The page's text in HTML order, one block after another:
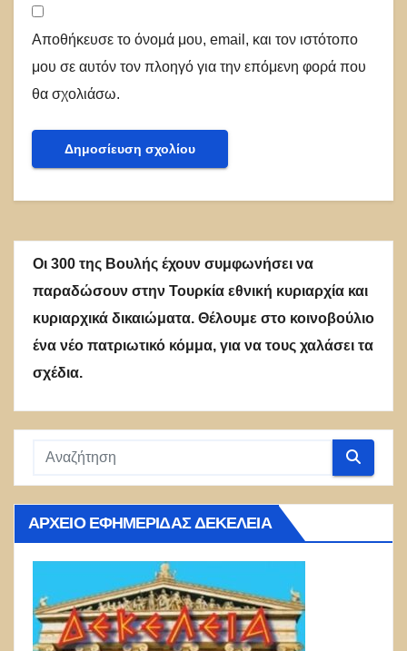
Αποθήκευσε το όνομά μου, email, και τον ιστότοπο
μου σε αυτόν τον πλοηγό για την επόμενη φορά που
θα σχολιάσω.
Οι 300 της Βουλής έχουν συμφωνήσει να
παραδώσουν στην Τουρκία εθνική κυριαρχία και
κυριαρχικά δικαιώματα. Θέλουμε στο κοινοβούλιο
ένα νέο πατριωτικό κόμμα, για να τους χαλάσει τα
σχέδια.
ΑΡΧΕΊΟ ΕΦΗΜΕΡΊΔΑΣ ΔΕΚΈΛΕΙΑ